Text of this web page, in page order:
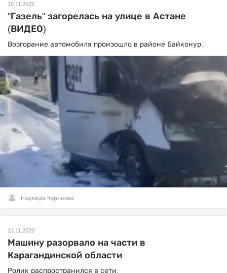
19.11.2025
"Газель" загорелась на улице в Астане
(ВИДЕО)
Возгорание автомобиля произошло в районе Байконур.
Надежда Каримова
13.11.2025
Машину разорвало на части в
Карагандинской области
Ролик распространился в сети.